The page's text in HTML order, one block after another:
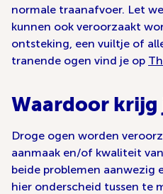
normale traanafvoer. Let
kunnen ook veroorzaakt
ontsteking, een vuiltje of
tranende ogen vind je op
Waardoor krijg
Droge ogen worden
aanmaak en/of kwaliteit
beide problemen aanwezig
hier onderscheid tussen te